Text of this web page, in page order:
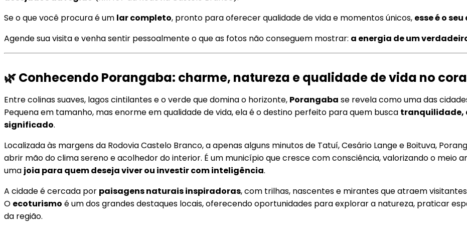
Se o que você procura é um lar completo, pronto para oferecer qualidade de vida e momentos únicos, esse é o
Agende sua visita e venha sentir pessoalmente o que as fotos não conseguem mostrar: a energia de um
🌿 Conhecendo Porangaba: charme, natureza e qualidade de vida no
Entre colinas suaves, lagos cintilantes e o verde que domina o horizonte, Porangaba se revela como uma das
Pequena em tamanho, mas enorme em qualidade de vida, ela é o destino perfeito para quem busca tranquilidade,
significado.
Localizada às margens da Rodovia Castelo Branco, a apenas alguns minutos de Tatuí, Cesário Lange e Boituva,
abrir mão do clima sereno e acolhedor do interior. É um município que cresce com consciência, valorizando o meio
uma joia para quem deseja viver ou investir com inteligência.
A cidade é cercada por paisagens naturais inspiradoras, com trilhas, nascentes e mirantes que atraem
O ecoturismo é um dos grandes destaques locais, oferecendo oportunidades para explorar a natureza, praticar
da região.